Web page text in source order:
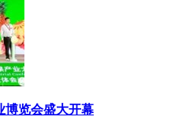
博览会盛大开幕